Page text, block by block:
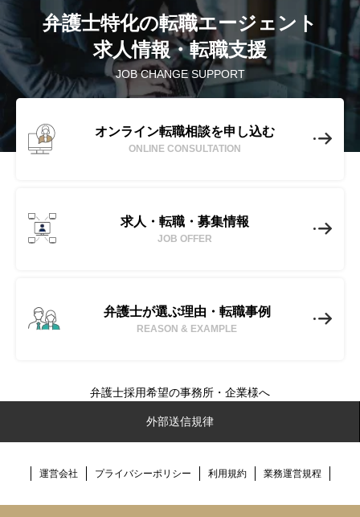
No-Limit(ノーリミット)とは
弁護士転職ノウハウ
JOB CHANGE SUPPORT
弁護士特化の転職エージェント
求人情報・転職支援
オンライン転職相談を申し込む
ONLINE CONSULTATION
求人・転職・募集情報
JOB OFFER
弁護士が選ぶ理由・転職事例
REASON & EXAMPLE
運営会社 プライバシーポリシー 利用規約 業務運営規程
外部送信規律
弁護士採用希望の事務所・企業様へ